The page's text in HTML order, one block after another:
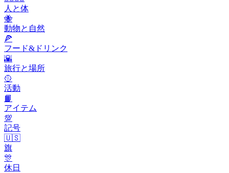
人と体
🐝
動物と自然
🍕
フード&ドリンク
🌇
旅行と場所
🥎
活動
📙
アイテム
💯
記号
🇺🇸
旗
🎊
休日